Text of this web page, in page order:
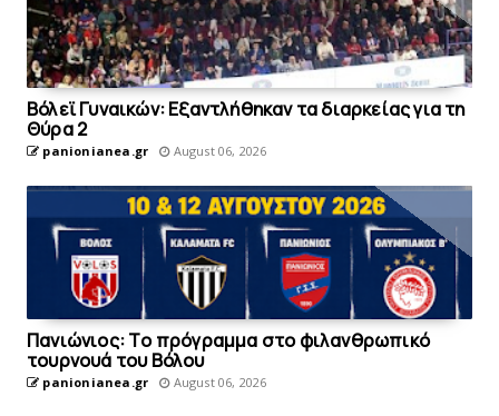
Bόλεϊ Γυναικών: Εξαντλήθηκαν τα διαρκείας για τη
Θύρα 2
panionianea.gr August 06, 2026
Πανιώνιoς: Tο πρόγραμμα στο φιλανθρωπικό
τουρνουά του Bόλου
panionianea.gr August 06, 2026